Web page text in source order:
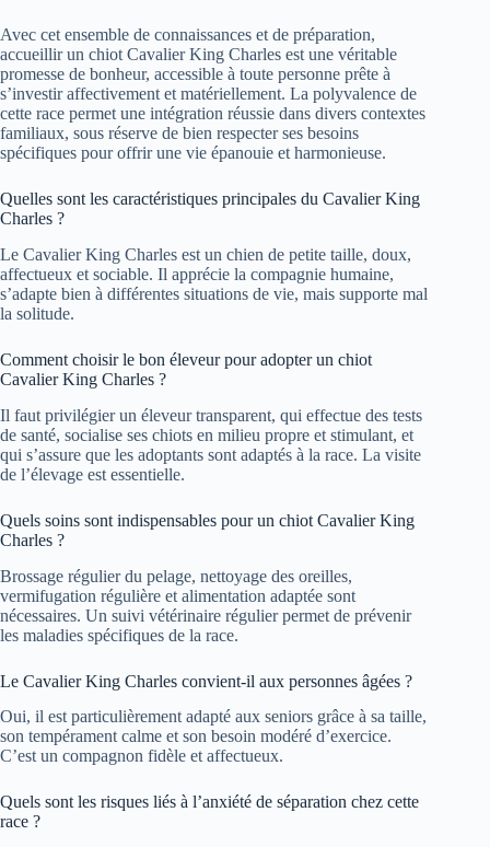
Avec cet ensemble de connaissances et de préparation,
accueillir un chiot Cavalier King Charles est une véritable
promesse de bonheur, accessible à toute personne prête à
s’investir affectivement et matériellement. La polyvalence de
cette race permet une intégration réussie dans divers contextes
familiaux, sous réserve de bien respecter ses besoins
spécifiques pour offrir une vie épanouie et harmonieuse.
Quelles sont les caractéristiques principales du Cavalier King
Charles ?
Le Cavalier King Charles est un chien de petite taille, doux,
affectueux et sociable. Il apprécie la compagnie humaine,
s’adapte bien à différentes situations de vie, mais supporte mal
la solitude.
Comment choisir le bon éleveur pour adopter un chiot
Cavalier King Charles ?
Il faut privilégier un éleveur transparent, qui effectue des tests
de santé, socialise ses chiots en milieu propre et stimulant, et
qui s’assure que les adoptants sont adaptés à la race. La visite
de l’élevage est essentielle.
Quels soins sont indispensables pour un chiot Cavalier King
Charles ?
Brossage régulier du pelage, nettoyage des oreilles,
vermifugation régulière et alimentation adaptée sont
nécessaires. Un suivi vétérinaire régulier permet de prévenir
les maladies spécifiques de la race.
Le Cavalier King Charles convient-il aux personnes âgées ?
Oui, il est particulièrement adapté aux seniors grâce à sa taille,
son tempérament calme et son besoin modéré d’exercice.
C’est un compagnon fidèle et affectueux.
Quels sont les risques liés à l’anxiété de séparation chez cette
race ?